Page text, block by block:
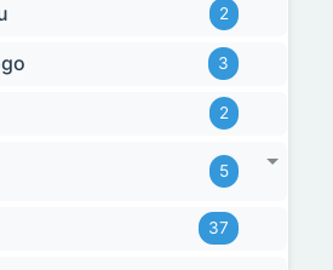
2
3
2
5
37